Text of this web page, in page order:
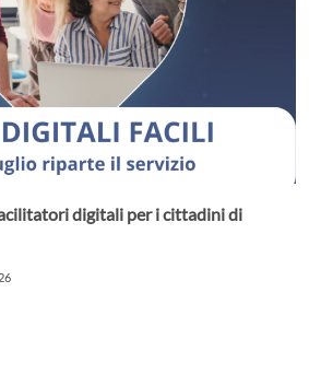
digitali per i cittadini di